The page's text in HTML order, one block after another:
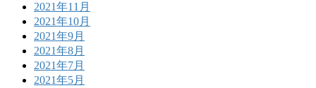
2021年11月
2021年10月
2021年9月
2021年8月
2021年7月
2021年5月